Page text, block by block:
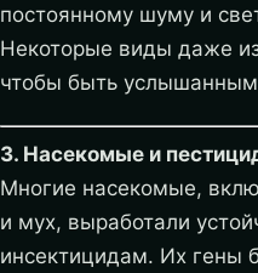
постоянному шуму и
Некоторые виды даже
чтобы быть
3. Насекомые и
Многие насекомые,
и мух, выработали
инсектицидам. Их гены